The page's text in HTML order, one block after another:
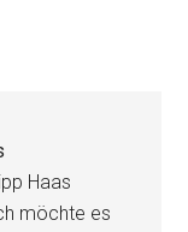
Haas
möchte es